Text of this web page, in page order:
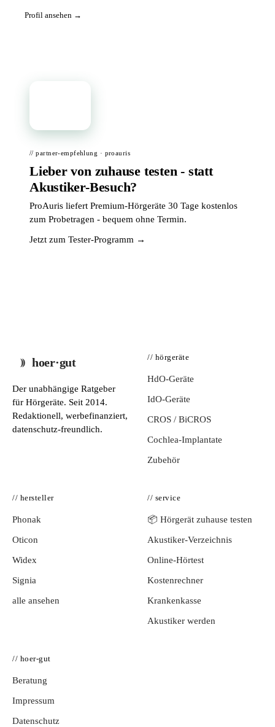
Profil ansehen →
// partner-empfehlung · proauris
Lieber von zuhause testen - statt
Akustiker-Besuch?
ProAuris liefert Premium-Hörgeräte 30 Tage kostenlos
zum Probetragen - bequem ohne Termin.
Jetzt zum Tester-Programm →
hoer·gut
Der unabhängige Ratgeber
für Hörgeräte. Seit 2014.
Redaktionell, werbefinanziert,
datenschutz-freundlich.
// hörgeräte
HdO-Geräte
IdO-Geräte
CROS / BiCROS
Cochlea-Implantate
Zubehör
// hersteller
Phonak
Oticon
Widex
Signia
alle ansehen
// service
📦 Hörgerät zuhause testen
Akustiker-Verzeichnis
Online-Hörtest
Kostenrechner
Krankenkasse
Akustiker werden
// hoer-gut
Beratung
Impressum
Datenschutz